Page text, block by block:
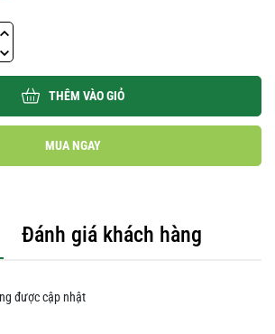
THÊM VÀO GIỎ
MUA NGAY
Đánh giá khách hàng
được cập nhật